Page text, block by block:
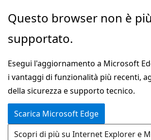
Ignora
passa
contenuto
principale
Questo browser non è più
supportato.
Esegui l'aggiornamento a Microsoft
i vantaggi di funzionalità più recenti,
della sicurezza e supporto tecnico.
Scarica Microsoft Edge
Scopri di più su Internet Explorer e